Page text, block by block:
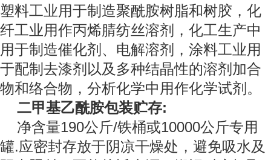
塑料工业用于制造聚酰胺树脂和树胶，化
纤工业用作丙烯腈纺丝溶剂，化工生产中
用于制造催化剂、电解溶剂，涂料工业用
于配制去漆剂以及多种结晶性的溶剂加合
物和络合物，分析化学中用作化学试剂。
二甲基乙酰胺包装贮存:
净含量190公斤/铁桶或10000公斤专用
罐.应密封存放于阴凉干燥处，避免吸水及